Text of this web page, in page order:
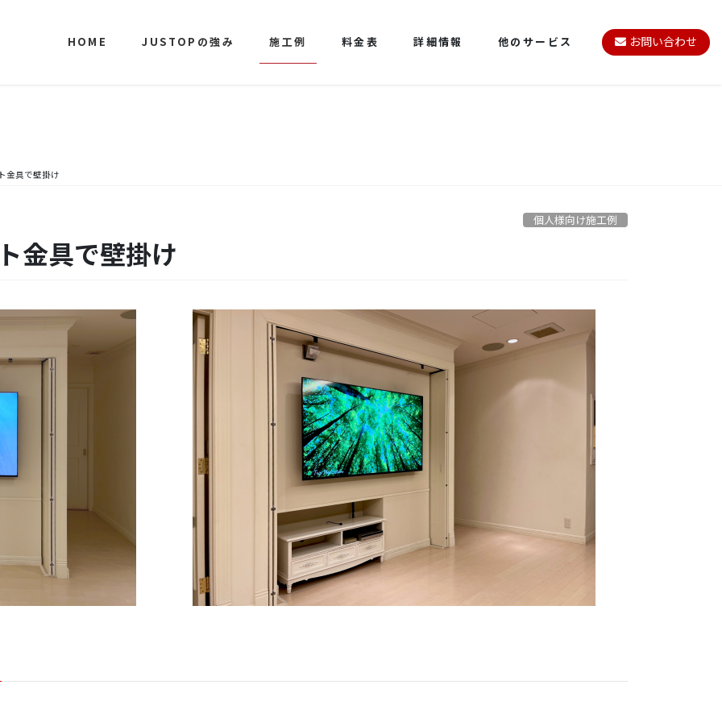
HOME JUSTOPの強み 施工例 料金表 詳細情報 他のサービス お問い合わせ
金具で壁掛け
個人様向け施工例
金具で壁掛け